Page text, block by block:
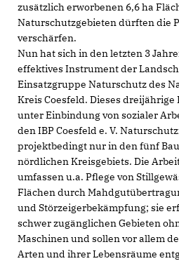
zusätzlich erworbenen 6,6 ha
Naturschutzgebieten dürften die
verschärfen.
Nun hat sich in den letzten 3
effektives Instrument der
Einsatzgruppe Naturschutz des
Kreis Coesfeld. Dieses
unter Einbindung von sozialer
den IBP Coesfeld e. V.
projektbedingt nur in den fünf
nördlichen Kreisgebiets. Die
umfassen u.a. Pflege von
Flächen durch
und Störzeigerbekämpfung; sie
schwer zugänglichen Gebieten
Maschinen und sollen vor allem
Arten und ihrer Lebensräume